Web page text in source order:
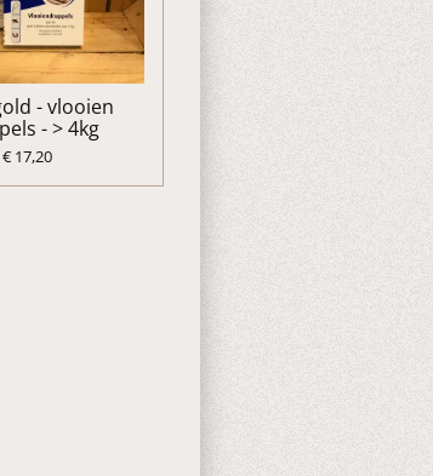
- vlooien
- > 4kg
€ 17,20